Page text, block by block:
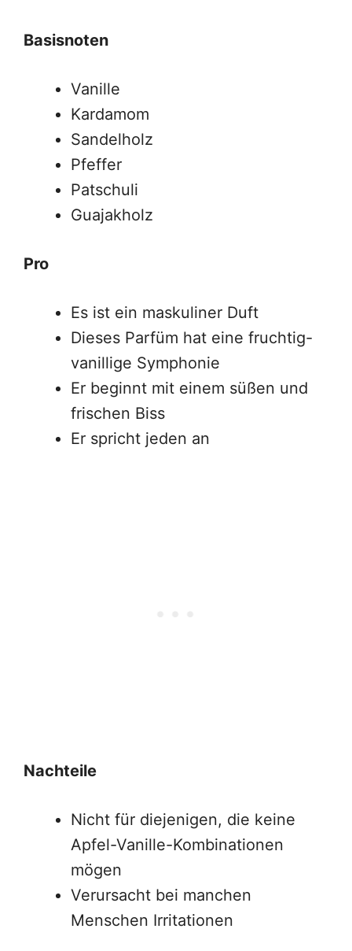
Basisnoten
Vanille
Kardamom
Sandelholz
Pfeffer
Patschuli
Guajakholz
Pro
Es ist ein maskuliner Duft
Dieses Parfüm hat eine fruchtig-
vanillige Symphonie
Er beginnt mit einem süßen und
frischen Biss
Er spricht jeden an
Nachteile
Nicht für diejenigen, die keine
Apfel-Vanille-Kombinationen
mögen
Verursacht bei manchen
Menschen Irritationen